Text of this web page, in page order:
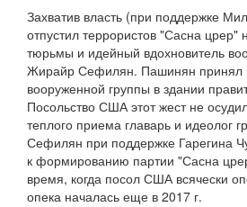
Захватив власть (при поддержке
отпустил террористов "Сасна
тюрьмы и идейный вдохновитель
Жирайр Сефилян. Пашинян принял
вооруженной группы в здании
Посольство США этот жест не
теплого приема главарь и идеолог
Сефилян при поддержке Гарегина
к формированию партии "Сасна
время, когда посол США всячески
опека началась еще в 2017 г.